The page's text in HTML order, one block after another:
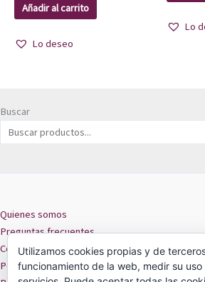
Añadir al carrito
Lo deseo
Lo
Buscar
Quienes somos
Preguntas frecuentes
Contacto
Políticas de privacidad
Utilizamos cookies propias y de
funcionamiento de la web, medir su